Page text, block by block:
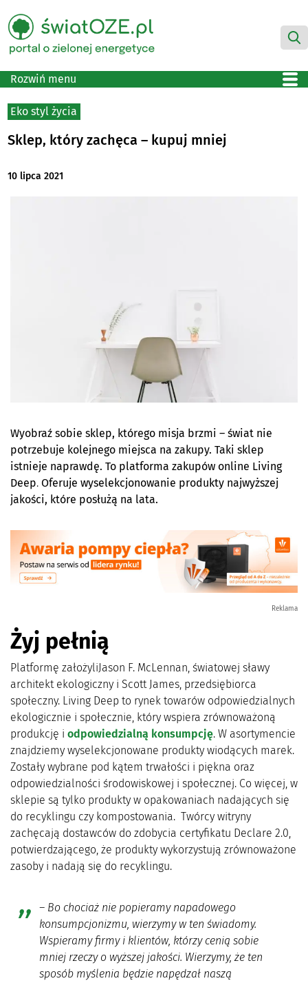
Rozwiń menu
Eko styl życia
Sklep, który zachęca – kupuj mniej
10 lipca 2021
Wyobraź sobie sklep, którego misja brzmi – świat nie
potrzebuje kolejnego miejsca na zakupy. Taki sklep
istnieje naprawdę. To platforma zakupów online Living
Deep. Oferuje wyselekcjonowanie produkty najwyższej
jakości, które posłużą na lata.
Reklama
Żyj pełnią
Platformę założyliJason F. McLennan, światowej sławy
architekt ekologiczny i Scott James, przedsiębiorca
społeczny. Living Deep to rynek towarów odpowiedzialnych
ekologicznie i społecznie, który wspiera zrównoważoną
produkcję i odpowiedzialną konsumpcję. W asortymencie
znajdziemy wyselekcjonowane produkty wiodących marek.
Zostały wybrane pod kątem trwałości i piękna oraz
odpowiedzialności środowiskowej i społecznej. Co więcej, w
sklepie są tylko produkty w opakowaniach nadających się
do recyklingu czy kompostowania. Twórcy witryny
zachęcają dostawców do zdobycia certyfikatu Declare 2.0,
potwierdzającego, że produkty wykorzystują zrównoważone
zasoby i nadają się do recyklingu.
– Bo chociaż nie popieramy napadowego
konsumpcjonizmu, wierzymy w ten świadomy.
Wspieramy firmy i klientów, którzy cenią sobie
mniej rzeczy o wyższej jakości. Wierzymy, że ten
sposób myślenia będzie napędzał naszą